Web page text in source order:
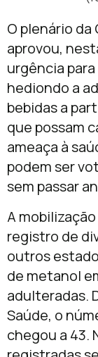
O plenário da
aprovou,
urgência
hediondo a
bebidas a
que possam
ameaça à
podem ser
sem passar
A
registro de
outros
de metanol
adulteradas.
Saúde, o
chegou a 43.